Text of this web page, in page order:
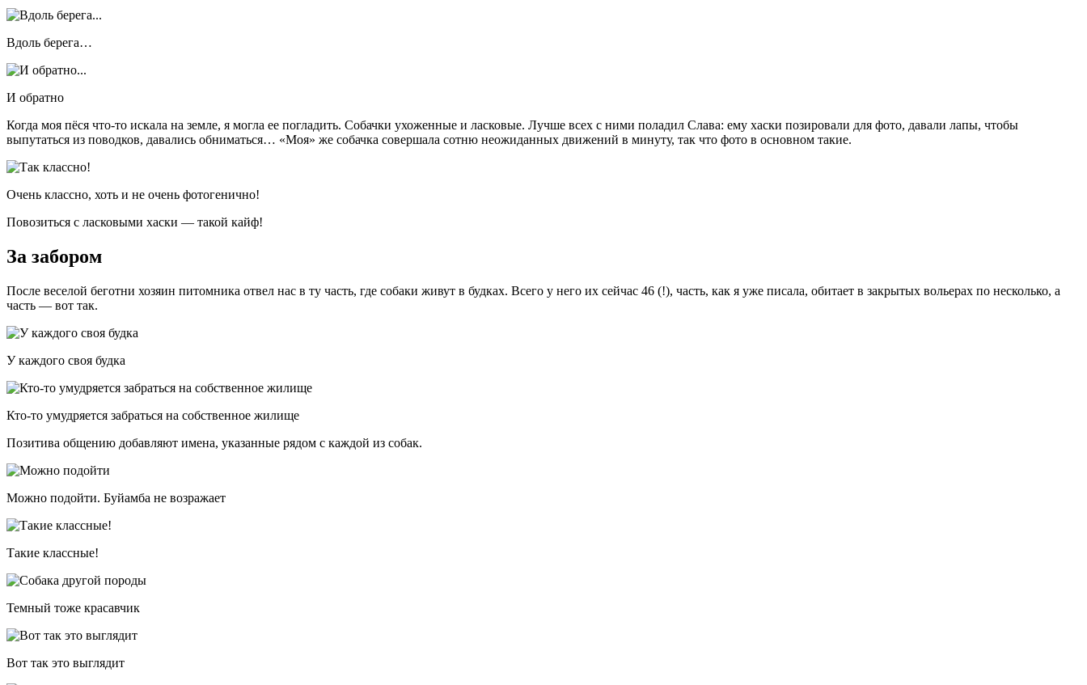
Вдоль берега…
И обратно
Когда моя пёся что-то искала на земле, я могла ее погладить. Собачки ухоженные и ласковые. Лучше всех с ними поладил Слава: ему хаски позировали для фото, давали лапы, чтобы
выпутаться из поводков, давались обниматься… «Моя» же собачка совершала сотню неожиданных движений в минуту, так что фото в основном такие.
Очень классно, хоть и не очень фотогенично!
Повозиться с ласковыми хаски — такой кайф!
За забором
После веселой беготни хозяин питомника отвел нас в ту часть, где собаки живут в будках. Всего у него их сейчас 46 (!), часть, как я уже писала, обитает в закрытых вольерах по несколько, а
часть — вот так.
У каждого своя будка
Кто-то умудряется забраться на собственное жилище
Позитива общению добавляют имена, указанные рядом с каждой из собак.
Можно подойти. Буйамба не возражает
Такие классные!
Темный тоже красавчик
Вот так это выглядит